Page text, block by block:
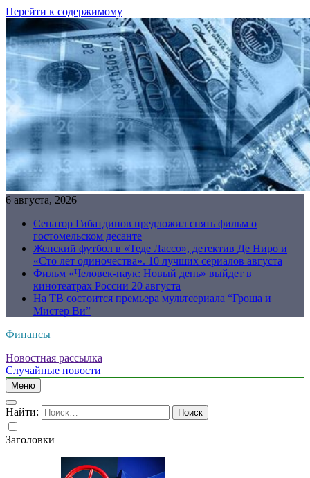
Перейти к содержимому
6 августа, 2026
Сенатор Гибатдинов предложил снять фильм о
гостомельском десанте
Женский футбол в «Теде Лассо», детектив Де Ниро и
«Сто лет одиночества». 10 лучших сериалов августа
Фильм «Человек-паук: Новый день» выйдет в
кинотеатрах России 20 августа
На ТВ состоится премьера мультсериала “Гроша и
Мистер Ви”
Финансы
Новостная рассылка
Случайные новости
Меню
Найти:
Заголовки